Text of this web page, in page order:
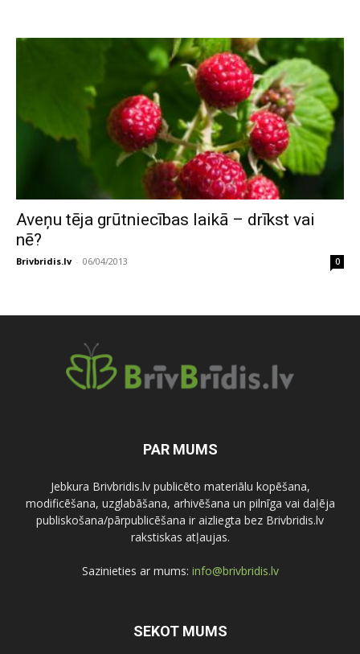
Aveņu tēja grūtniecības laikā – drīkst vai
nē?
Brivbridis.lv - 06/04/2013 0
PAR MUMS
Jebkura Brivbridis.lv publicēto materiālu kopēšana,
modificēšana, uzglabāšana, arhivēšana un pilnīga vai daļēja
publiskošana/pārpublicēšana ir aizliegta bez Brivbridis.lv
rakstiskas atļaujas.
Sazinieties ar mums: info@brivbridis.lv
SEKOT MUMS